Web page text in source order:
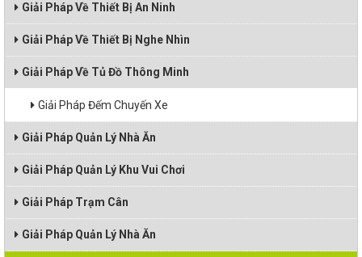
Giải Pháp Về Thiết Bị An Ninh
Giải Pháp Về Thiết Bị Nghe Nhìn
Giải Pháp Về Tủ Đồ Thông Minh
Giải Pháp Đếm Chuyến Xe
Giải Pháp Quản Lý Nhà Ăn
Giải Pháp Quản Lý Khu Vui Chơi
Giải Pháp Trạm Cân
Giải Pháp Quản Lý Nhà Ăn